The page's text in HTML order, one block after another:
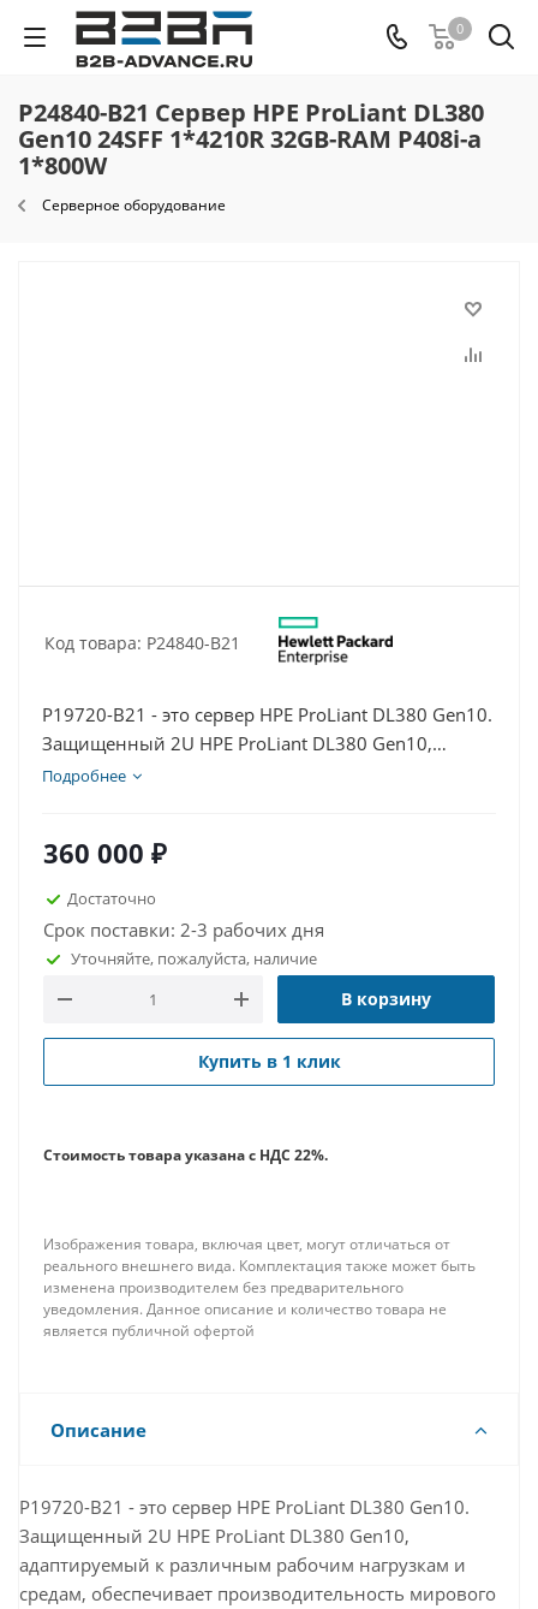
0
P24840-B21 Сервер HPE ProLiant DL380
Gen10 24SFF 1*4210R 32GB-RAM P408i-a
1*800W
Серверное оборудование
Код товара: P24840-B21
P19720-B21 - это сервер HPE ProLiant DL380 Gen10.
Защищенный 2U HPE ProLiant DL380 Gen10,
адаптируемый к различным рабочим нагрузкам и
расширяемости и масштабируемости.
Разработанный с учетом высочайшей
универсальности и отказоустойчивости, при
наличии всеобъемлющей гарантии, он идеально
подходит для различных сред: от контейнеров до
облака и больших данных. Стандартизация на
самой надежной в отрасли вычислительной
Подробнее
360 000 ₽
Достаточно
Срок поставки: 2-3 рабочих дня
Уточняйте, пожалуйста, наличие
В корзину
Купить в 1 клик
Стоимость товара указана с НДС 22%.
Изображения товара, включая цвет, могут отличаться от
реального внешнего вида. Комплектация также может быть
изменена производителем без предварительного
уведомления. Данное описание и количество товара не
является публичной офертой
Описание
P19720-B21 - это сервер HPE ProLiant DL380 Gen10.
Защищенный 2U HPE ProLiant DL380 Gen10,
адаптируемый к различным рабочим нагрузкам и
средам, обеспечивает производительность мирового